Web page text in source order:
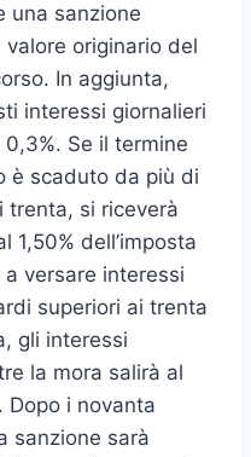
una sanzione
originario del
In aggiunta,
interessi giornalieri
Se il termine
è scaduto da più di
trenta, si riceverà
1,50% dell’imposta
versare interessi
superiori ai trenta
gli interessi
la mora salirà al
Dopo i novanta
sanzione sarà